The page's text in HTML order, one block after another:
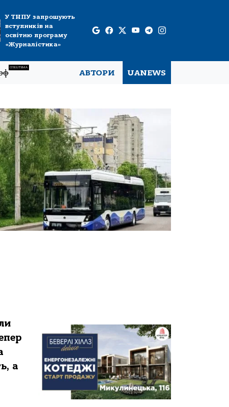
У ТНПУ запрошують
вступників на
освітню програму
«Журналістика»
СПЕЦТЕМА
АВТОРИ UANEWS
а